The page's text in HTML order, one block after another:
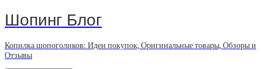
Шопинг Блог
Копилка шопоголиков: Идеи покупок, Оригинальные товары, Обзоры и
Отзывы